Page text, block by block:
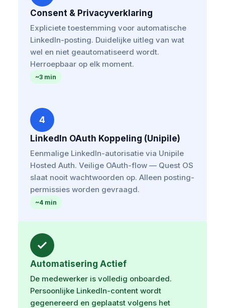
Consent & Privacyverklaring
Expliciete toestemming voor automatische
LinkedIn-posting. Duidelijke uitleg van wat
wel en niet geautomatiseerd wordt.
Herroepbaar op elk moment.
~3 min
4
LinkedIn OAuth Koppeling (Unipile)
Eenmalige LinkedIn-autorisatie via Unipile
Hosted Auth. Veilige OAuth-flow — Quest OS
slaat nooit wachtwoorden op. Alleen posting-
permissies worden gevraagd.
~4 min
Automatisering Actief
De medewerker is volledig onboarded.
Persoonlijke LinkedIn-content wordt
gegenereerd en geplaatst volgens het